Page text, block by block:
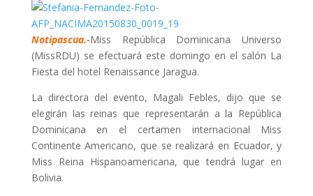
Notipascua.-Miss República Dominicana Universo
(MissRDU) se efectuará este domingo en el salón La
Fiesta del hotel Renaissance Jaragua.
La directora del evento, Magali Febles, dijo que se
elegirán las reinas que representarán a la República
Dominicana en el certamen internacional Miss
Continente Americano, que se realizará en Ecuador, y
Miss Reina Hispanoamericana, que tendrá lugar en
Bolivia.